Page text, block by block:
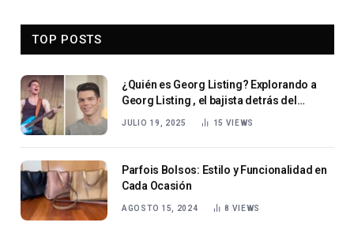
TOP POSTS
¿Quién es Georg Listing? Explorando a
Georg Listing , el bajista detrás del
sonido global de Tokio Hotel
JULIO 19, 2025 15 VIEWS
Parfois Bolsos: Estilo y Funcionalidad en
Cada Ocasión
AGOSTO 15, 2024 8 VIEWS